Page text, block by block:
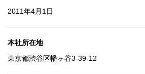
2011年4月1日
本社所在地
東京都渋谷区幡ヶ谷3-39-12